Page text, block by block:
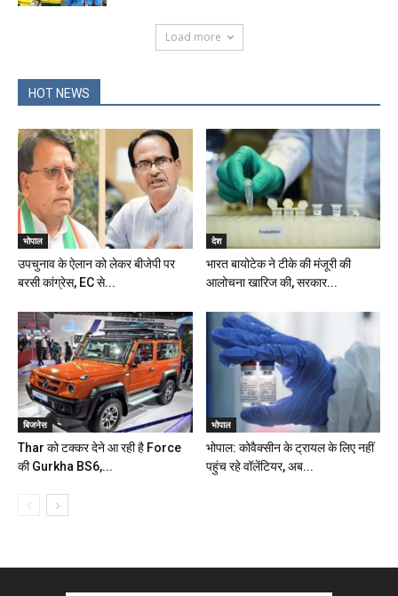
Load more
HOT NEWS
भोपाल
उपचुनाव के ऐलान को लेकर बीजेपी पर
बरसी कांग्रेस, EC से...
देश
भारत बायोटेक ने टीके की मंजूरी की
आलोचना खारिज की, सरकार...
बिजनेस
Thar को टक्कर देने आ रही है Force
की Gurkha BS6,...
भोपाल
भोपाल: कोवैक्सीन के ट्रायल के लिए नहीं
पहुंच रहे वॉलेंटियर, अब...